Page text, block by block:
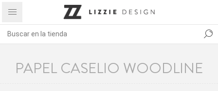
PAPEL CASELIO WOODLINE